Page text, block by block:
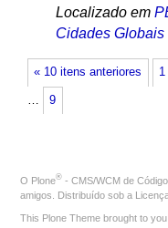
Localizado em
Cidades Globais
« 10 itens anteriores 1
… 9
O Plone® - CMS/WCM de
amigos. Distribuído sob a
This Plone Theme brought to